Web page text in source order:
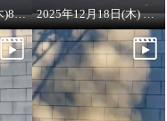
2025年12月18日(木)8:00 ONAIRプルオーバー 2025年12月18日(木) 8:00 ON AIR